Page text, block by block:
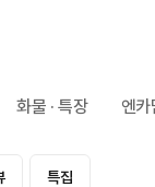
화물 · 특장 엔
특집